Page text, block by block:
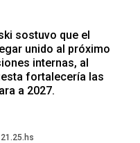
sostuvo que el
unido al próximo
internas, al
fortalecería las
a 2027.